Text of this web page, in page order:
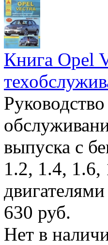
Книга Opel
выпуска с
1.2, 1.4, 1.6,
630 руб.
Нет в